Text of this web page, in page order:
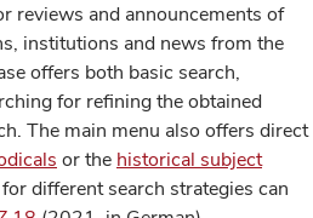
reviews and announcements of
institutions and news from the
offers both basic search,
for refining the obtained
The main menu also offers direct
or the historical subject
different search strategies can